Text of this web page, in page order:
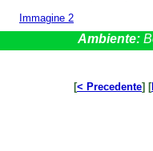
Immagine 2
Ambiente:
[< Precedente] [